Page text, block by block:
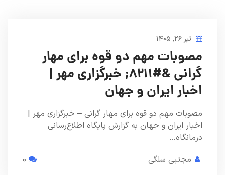
تیر ۲۶, ۱۴۰۵
مصوبات مهم دو قوه برای مهار
گرانی &#۸۲۱۱; خبرگزاری مهر |
اخبار ایران و جهان
مصوبات مهم دو قوه برای مهار گرانی – خبرگزاری مهر |
اخبار ایران و جهان به گزارش پایگاه اطلاع‌رسانی
درمانگاه…
مجتبی سلگی